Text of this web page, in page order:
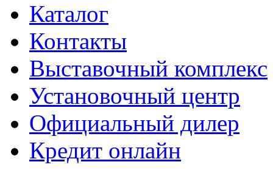
Каталог
Контакты
Выставочный комплекс
Установочный центр
Официальный дилер
Кредит онлайн